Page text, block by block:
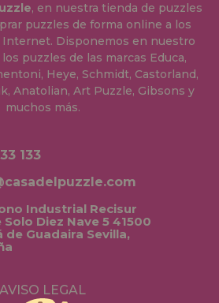
, en nuestra tienda de puzzles
puzzles de forma online a los
Internet. Disponemos en nuestro
puzzles de las marcas Educa,
Heye, Schmidt, Castorland,
Anatolian, Art Puzzle, Gibsons y
muchos más.
133
Industrial Recisur
Solo Diez Nave 5 41500
de Guadaira Sevilla,
AVISO LEGAL